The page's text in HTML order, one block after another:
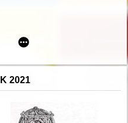
uprawa i produkcja wina na
2021